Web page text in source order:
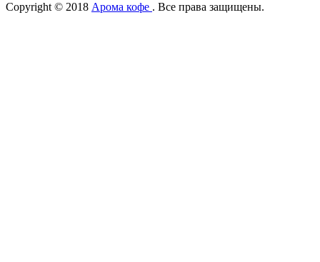
Copyright © 2018 Арома кофе . Все права защищены.